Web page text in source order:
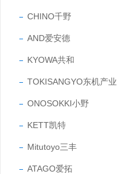
CHINO千野
AND爱安德
KYOWA共和
TOKISANGYO东机产业
ONOSOKKI小野
KETT凯特
Mitutoyo三丰
ATAGO爱拓